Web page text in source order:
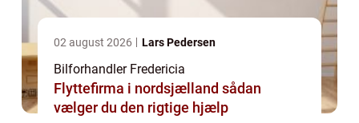
02 august 2026 Lars Pedersen
Bilforhandler Fredericia
Flyttefirma i nordsjælland sådan
vælger du den rigtige hjælp